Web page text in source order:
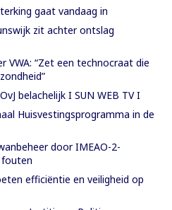
gaat vandaag in
zit achter ontslag
VWA: “Zet een technocraat die
belachelijk I SUN WEB TV I
Huisvestingsprogramma in de
door IMEAO-2-
fouten
efficiëntie en veiligheid op